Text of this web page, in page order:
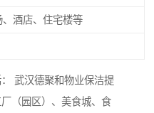
酒店、住宅楼等
武汉德聚和物业保洁提
（园区）、美食城、食